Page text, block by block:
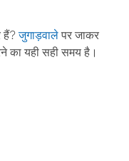
हैं?जुगाड़वालेपर जाकर
का यही सही समय है।